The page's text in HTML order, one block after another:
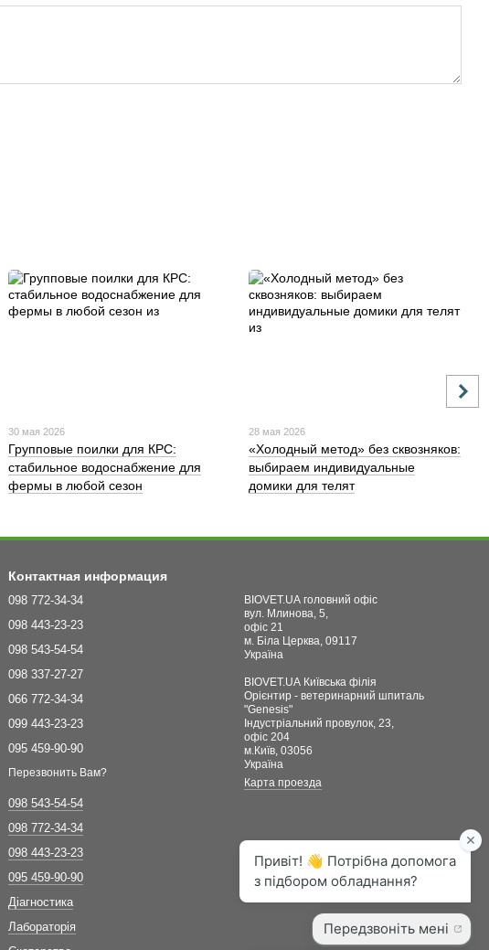
30 мая 2026
Групповые поилки для КРС:
стабильное водоснабжение для
фермы в любой сезон
28 мая 2026
«Холодный метод» без сквозняков:
выбираем индивидуальные
домики для телят
Контактная информация
098 772-34-34
098 443-23-23
098 543-54-54
098 337-27-27
066 772-34-34
099 443-23-23
095 459-90-90
Перезвонить Вам?
098 543-54-54
098 772-34-34
098 443-23-23
095 459-90-90
Діагностика
Лабораторія
BIOVET.UA головний офіс
вул. Млинова, 5,
офіс 21
м. Біла Церква, 09117
Україна
BIOVET.UA Київська філія
Орієнтир - ветеринарний шпиталь
"Genesis"
Індустріальний провулок, 23,
офіс 204
м.Київ, 03056
Україна
Карта проезда